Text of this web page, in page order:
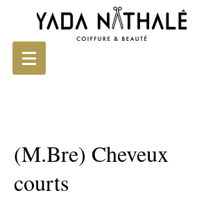
(M.Bre) Cheveux
courts